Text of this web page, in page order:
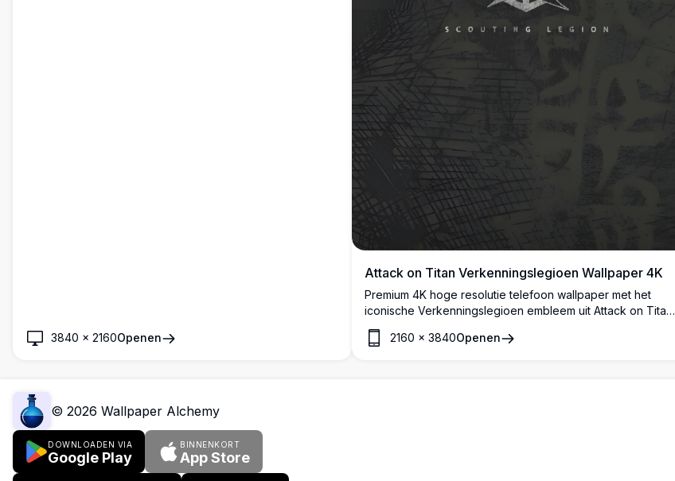
3840 × 2160Openen
Attack on Titan Verkenningslegioen Wallpaper 4K
Premium 4K hoge resolutie telefoon wallpaper met het
iconische Verkenningslegioen embleem uit Attack on Titan.
Donkere getextureerde achtergrond met het Survey Corps
vleugels van vrijheid symbool in verweerd wit styling,
2160 ×3840Openen
© 2026 Wallpaper Alchemy
DOWNLOADEN VIA
Google Play
BINNENKORT
App Store